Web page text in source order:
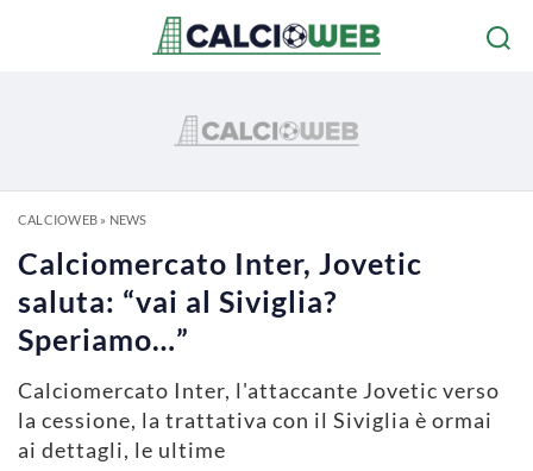
CALCIOWEB» NEWS
Calciomercato Inter, Jovetic
saluta: “vai al Siviglia?
Speriamo…”
Calciomercato Inter, l'attaccante Jovetic verso
la cessione, la trattativa con il Siviglia è ormai
ai dettagli, le ultime